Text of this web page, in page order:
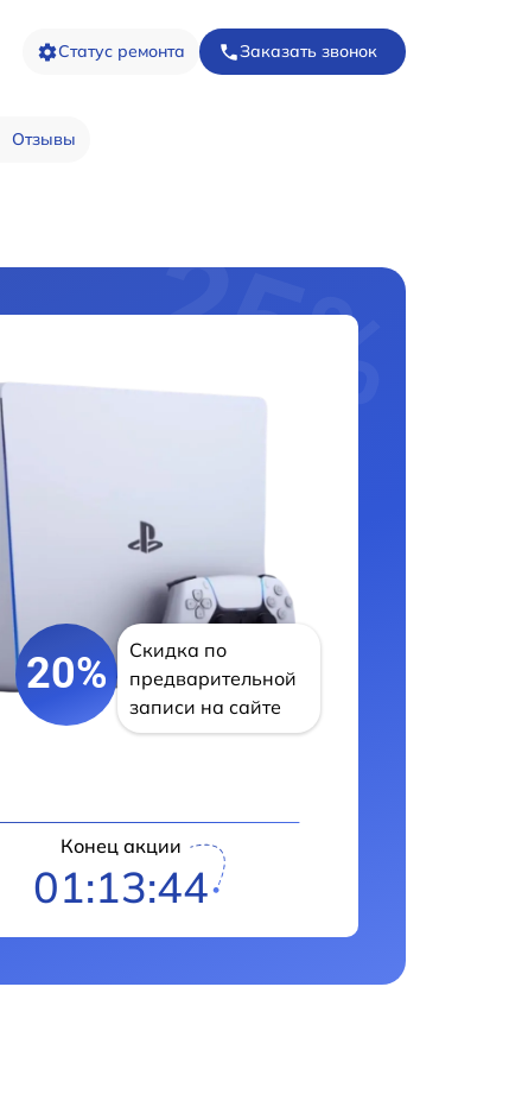
Статус ремонта Заказать звонок
Отзывы
20%
Скидка по
предварительной
записи на сайте
Конец акции
01:13:43